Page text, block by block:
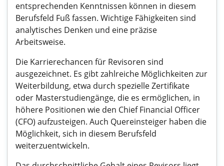
entsprechenden Kenntnissen können in diesem
Berufsfeld Fuß fassen. Wichtige Fähigkeiten sind
analytisches Denken und eine präzise
Arbeitsweise.
Die Karrierechancen für Revisoren sind
ausgezeichnet. Es gibt zahlreiche Möglichkeiten zur
Weiterbildung, etwa durch spezielle Zertifikate
oder Masterstudiengänge, die es ermöglichen, in
höhere Positionen wie den Chief Financial Officer
(CFO) aufzusteigen. Auch Quereinsteiger haben die
Möglichkeit, sich in diesem Berufsfeld
weiterzuentwickeln.